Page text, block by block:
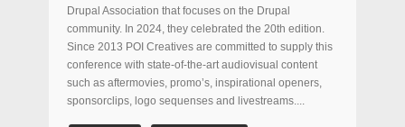
Drupal Association that focuses on the Drupal
community. In 2024, they celebrated the 20th edition.
Since 2013 POI Creatives are committed to supply this
conference with state-of-the-art audiovisual content
such as aftermovies, promo’s, inspirational openers,
sponsorclips, logo sequenses and livestreams....